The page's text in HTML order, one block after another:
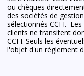
ou chèques
des sociétés de
sélectionnés CCFI.
clients ne transitent
CCFI. Seuls les
l'objet d'un règlement